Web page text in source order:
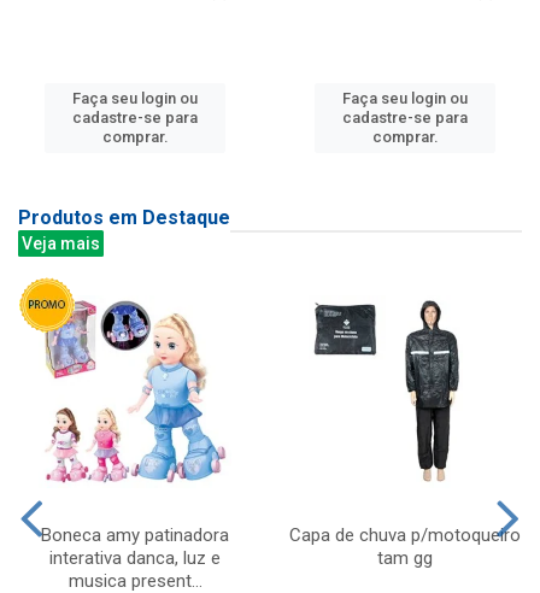
Faça seu login ou
cadastre-se para
comprar.
Faça seu login ou
cadastre-se para
comprar.
Produtos em Destaque
Veja mais
Boneca amy patinadora
interativa danca, luz e
musica present...
Capa de chuva p/motoqueiro
tam gg